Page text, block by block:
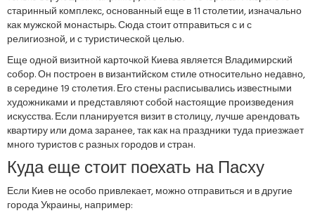
старинный комплекс, основанный еще в 11 столетии, изначально
как мужской монастырь. Сюда стоит отправиться с и с
религиозной, и с туристической целью.
Еще одной визитной карточкой Киева является Владимирский
собор. Он построен в византийском стиле относительно недавно,
в середине 19 столетия. Его стены расписывались известными
художниками и представляют собой настоящие произведения
искусства. Если планируется визит в столицу, лучше арендовать
квартиру или дома заранее, так как на праздники туда приезжает
много туристов с разных городов и стран.
Куда еще стоит поехать на Пасху
Если Киев не особо привлекает, можно отправиться и в другие
города Украины, например: